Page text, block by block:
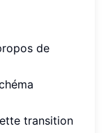
de
transition